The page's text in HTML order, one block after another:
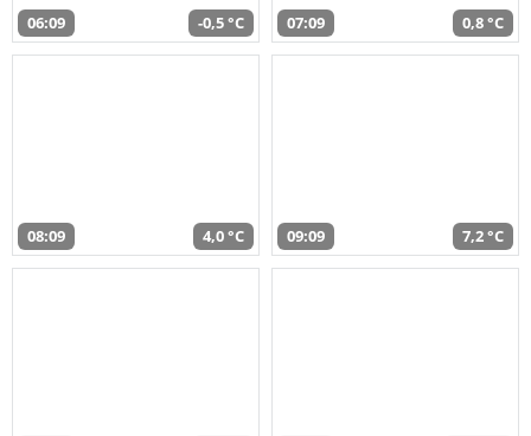
06:09 -0,5 °C 07:09 0,8 °C
08:09 4,0 °C 09:09 7,2 °C